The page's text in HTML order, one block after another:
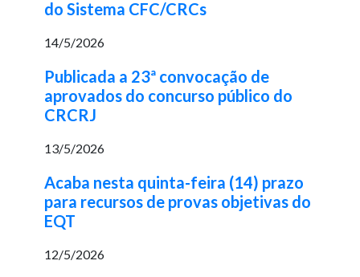
do Sistema CFC/CRCs
14/5/2026
Publicada a 23ª convocação de
aprovados do concurso público do
CRCRJ
13/5/2026
Acaba nesta quinta-feira (14) prazo
para recursos de provas objetivas do
EQT
12/5/2026